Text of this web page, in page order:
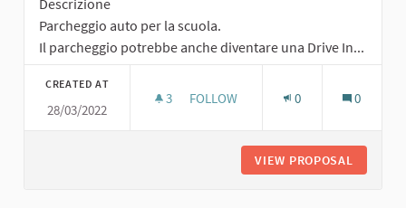
Descrizione
Parcheggio auto per la scuola.
Il parcheggio potrebbe anche diventare una Drive In...
CREATED AT
28/03/2022
3 3 FOLLOWERS
FOLLOW 0 0
VIEW PROPOSAL